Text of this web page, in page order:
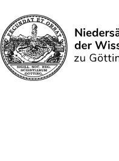
Search